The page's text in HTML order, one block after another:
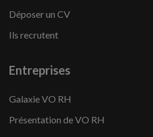
Déposer un CV
Ils recrutent
Entreprises
Galaxie VO RH
Présentation de VO RH